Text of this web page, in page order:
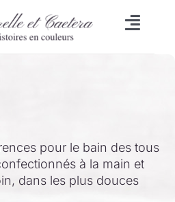
Bavoirs
pour le bain des tous
à la main et
dans les plus douces